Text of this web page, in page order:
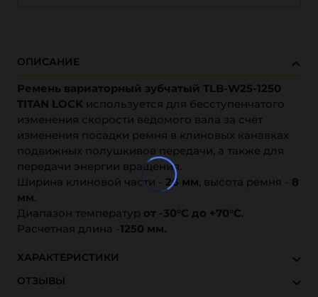
ОПИСАНИЕ
Ремень вариаторный зубчатый TLB-W25-1250
TITAN LOCK используется для бесступенчатого
изменения скорости ведомого вала за счёт
изменения посадки ремня в клиновых канавках
подвижных полушкивов передачи, а также для
передачи энергии вращения.
Ширина клиновой части - 26 мм, высота ремня - 8
мм.
Диапазон температур от -30°C до +70°C.
Расчетная длина - 1250 мм.
ХАРАКТЕРИСТИКИ
ОТЗЫВЫ